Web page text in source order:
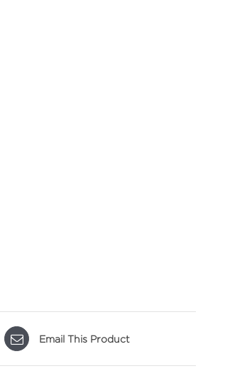
Email This Product